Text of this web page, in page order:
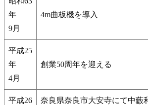
年
9月
4m曲板機を導入
平成25
年
4月
創業50周年を迎える
平成26
奈良県奈良市大安寺にて中藪